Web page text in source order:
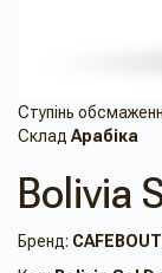
Ступінь
Склад Арабіка
Bolivia
Бренд: